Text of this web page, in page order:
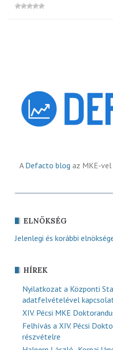
A Defacto blog az MKE-
ELNÖKSÉG
Jelenlegi és korábbi
HÍREK
Nyilatkozat a Központi
adatfelvételével
XIV. Pécsi MKE
Felhívás a XIV. Pécsi
részvételre